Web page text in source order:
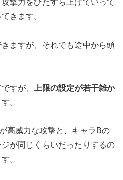
撃力をひたすら上げていって
きます。
きますが、それでも途中から頭
すが、
上限の設定が若干雑か
。
高威力な攻撃と、キャラBの
が同じくらいだったりするの
。